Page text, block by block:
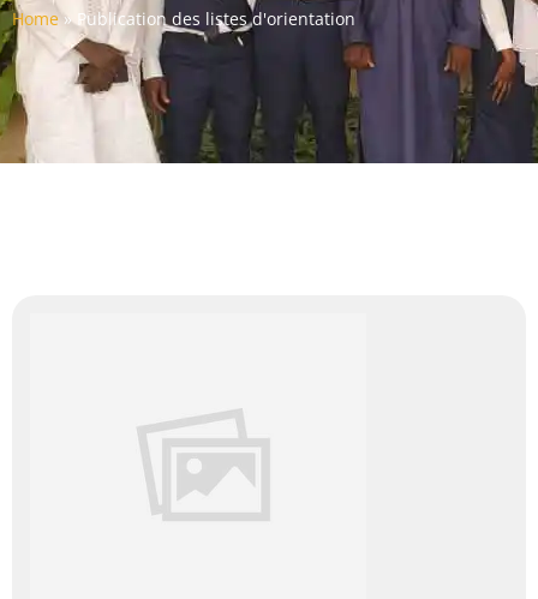
Home » Publication des listes d'orientation